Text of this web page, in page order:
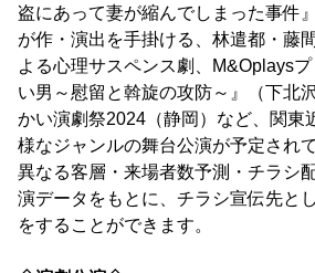
盗にあって妻が縮んでしまった事件
が作・演出を手掛ける、林遣都・藤
よる心理サスペンス劇、M&Oplays
い男～慰留と斡旋の攻防～』（下北
かい演劇祭2024（静岡）など、関東
様なジャンルの舞台公演が予定され
異なる客層・来場者数予測・チラシ
演データをもとに、チラシ宣伝先と
をすることができます。